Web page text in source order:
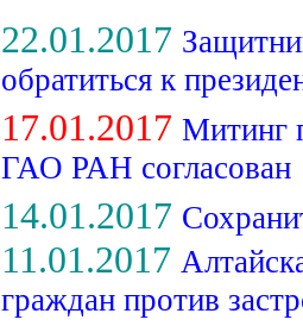
22.01.2017
обратиться к
17.01.2017 Митинг
ГАО РАН согласован
14.01.2017
11.01.2017
граждан против